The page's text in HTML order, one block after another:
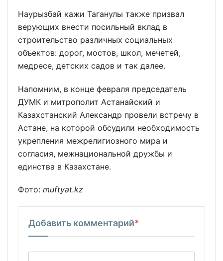
Наурызбай кажи Таганулы также призвал
верующих внести посильный вклад в
строительство различных социальных
объектов: дорог, мостов, школ, мечетей,
медресе, детских садов и так далее.
Напомним, в конце февраля председатель
ДУМК и митрополит Астанайский и
Казахстанский Александр провели встречу в
Астане, на которой обсудили необходимость
укрепления межрелигиозного мира и
согласия, межнациональной дружбы и
единства в Казахстане.
Фото: muftyat.kz
Добавить комментарий*